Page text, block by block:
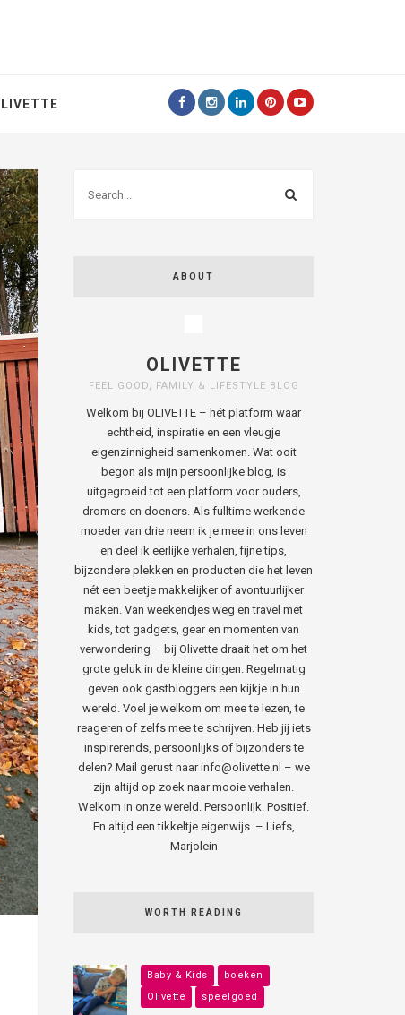
ABOUT
OLIVETTE
FEEL GOOD, FAMILY & LIFESTYLE BLOG
Welkom bij OLIVETTE – hét platform waar
echtheid, inspiratie en een vleugje
eigenzinnigheid samenkomen. Wat ooit
begon als mijn persoonlijke blog, is
uitgegroeid tot een platform voor ouders,
dromers en doeners. Als fulltime werkende
moeder van drie neem ik je mee in ons leven
en deel ik eerlijke verhalen, fijne tips,
bijzondere plekken en producten die het leven
nét een beetje makkelijker of avontuurlijker
maken. Van weekendjes weg en travel met
kids, tot gadgets, gear en momenten van
verwondering – bij Olivette draait het om het
grote geluk in de kleine dingen. Regelmatig
geven ook gastbloggers een kijkje in hun
wereld. Voel je welkom om mee te lezen, te
reageren of zelfs mee te schrijven. Heb jij iets
inspirerends, persoonlijks of bijzonders te
delen? Mail gerust naar info@olivette.nl – we
zijn altijd op zoek naar mooie verhalen.
Welkom in onze wereld. Persoonlijk. Positief.
En altijd een tikkeltje eigenwijs. – Liefs,
Marjolein
WORTH READING
Baby & Kids
boeken
Olivette
speelgoed